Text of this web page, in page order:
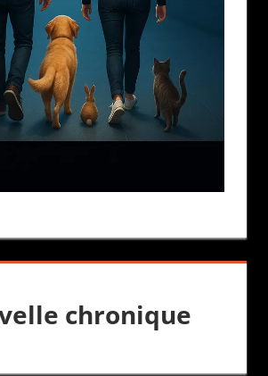
chronique